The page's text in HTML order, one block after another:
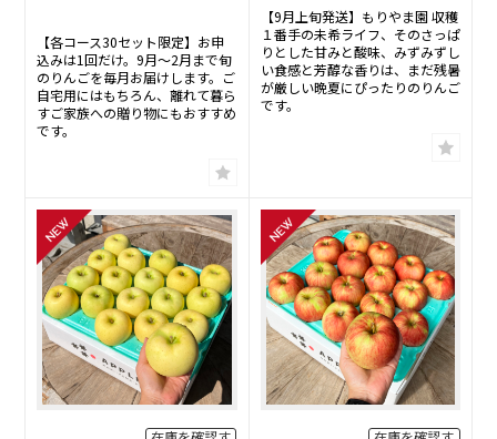
【各コース30セット限定】お申
込みは1回だけ。9月〜2月まで旬
のりんごを毎月お届けします。ご
自宅用にはもちろん、離れて暮ら
すご家族への贈り物にもおすすめ
です。
【9月上旬発送】もりやま園 収穫
１番手の未希ライフ、そのさっぱ
りとした甘みと酸味、みずみずし
い食感と芳醇な香りは、まだ残暑
が厳しい晩夏にぴったりのりんご
です。